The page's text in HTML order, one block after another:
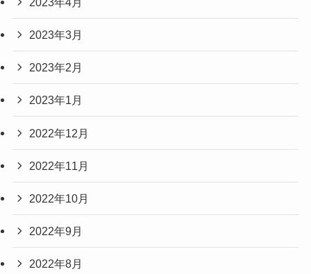
2023年3月
2023年2月
2023年1月
2022年12月
2022年11月
2022年10月
2022年9月
2022年8月